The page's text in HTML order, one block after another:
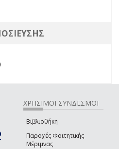
ΧΡΗΣΙΜΟΙ ΣΥΝΔΕΣΜΟΙ
Βιβλιοθήκη
Παροχές Φοιτητικής
Μέριμνας